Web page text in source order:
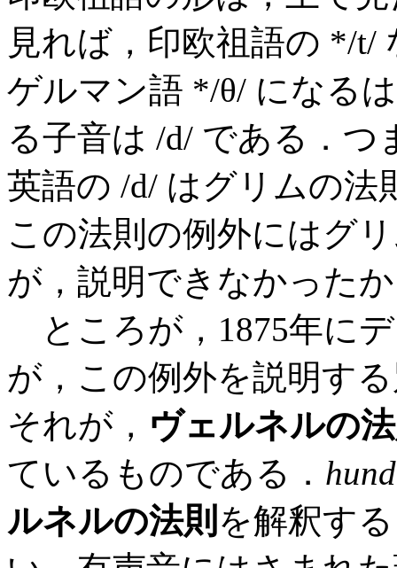
見れば，印欧祖語の */t/
ゲルマン語 */θ/ になる
る子音は /d/ である．
英語の /d/ はグリムの法
この法則の例外にはグ
が，説明できなかった
ところが，1875年にデ
が，この例外を説明す
それが， ヴェルネルの
ているものである． hund
ルネルの法則 を解釈す